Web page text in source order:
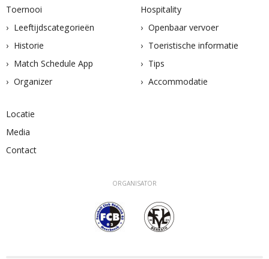
Toernooi
Leeftijdscategorieën
Historie
Match Schedule App
Organizer
Hospitality
Openbaar vervoer
Toeristische informatie
Tips
Accommodatie
Locatie
Media
Contact
ORGANISATOR